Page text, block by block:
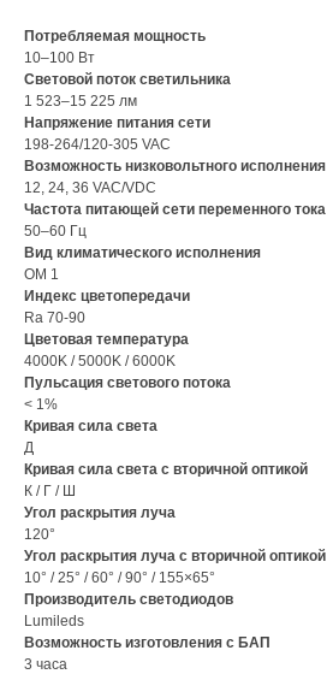
Потребляемая мощность
10–100 Вт
Световой поток светильника
1 523–15 225 лм
Напряжение питания сети
198-264/120-305 VAC
Возможность низковольтного исполнения
12, 24, 36 VAC/VDC
Частота питающей сети переменного тока
50–60 Гц
Вид климатического исполнения
ОМ 1
Индекс цветопередачи
Ra 70-90
Цветовая температура
4000K / 5000K / 6000K
Пульсация светового потока
< 1%
Кривая сила света
Д
Кривая сила света с вторичной оптикой
К / Г / Ш
Угол раскрытия луча
120°
Угол раскрытия луча с вторичной оптикой
10° / 25° / 60° / 90° / 155×65°
Производитель светодиодов
Lumileds
Возможность изготовления с БАП
3 часа